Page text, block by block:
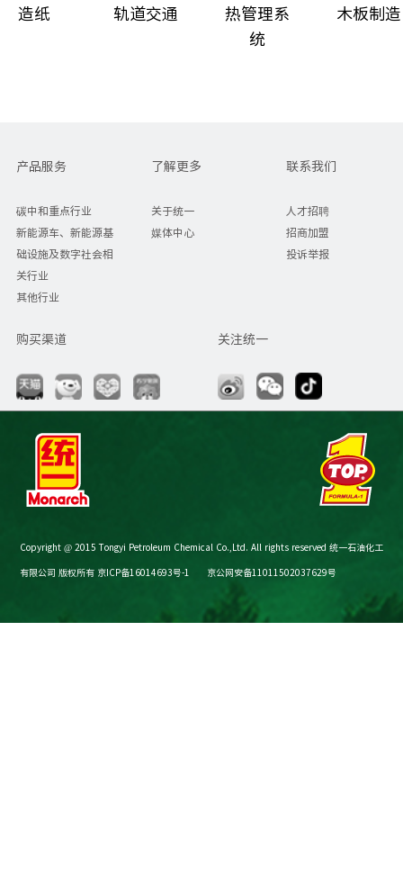
造纸 轨道交通
热管理系
统
木板制造
产品服务
碳中和重点行业
新能源车、新能源基
础设施及数字社会相
关行业
其他行业
了解更多
关于统一
媒体中心
联系我们
人才招聘
招商加盟
投诉举报
购买渠道 关注统一
Copyright @ 2015 Tongyi Petroleum Chemical Co.,Ltd. All rights reserved 统一石油化工
有限公司 版权所有 京ICP备16014693号-1 京公网安备11011502037629号